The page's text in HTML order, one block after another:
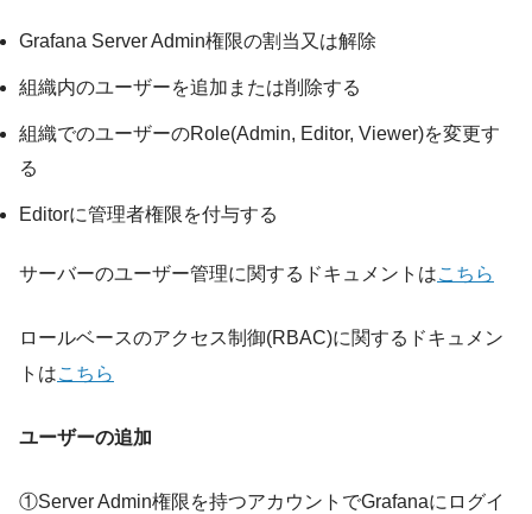
Grafana Server Admin権限の割当又は解除
組織内のユーザーを追加または削除する
組織でのユーザーのRole(Admin, Editor, Viewer)を変更す
る
Editorに管理者権限を付与する
サーバーのユーザー管理に関するドキュメントはこちら
ロールベースのアクセス制御(RBAC)に関するドキュメン
トはこちら
ユーザーの追加
①Server Admin権限を持つアカウントでGrafanaにログイ